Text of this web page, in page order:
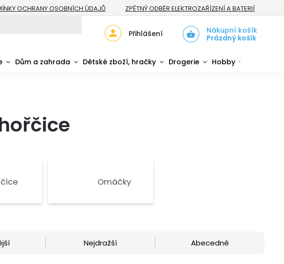
OCHRANY OSOBNÍCH ÚDAJŮ ZPĚTNÝ ODBĚR ELEKTROZAŘÍZENÍ A BATERIÍ
Nákupní košík
Prázdný košík
Přihlášení
Dům a zahrada Dětské zboží, hračky Drogerie Hobby
Omáčky
Nejdražší Abecedně